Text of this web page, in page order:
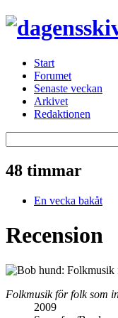
Start
Forumet
Senaste veckan
Arkivet
Redaktionen
48 timmar
En vecka bakåt
Recension
Folkmusik för folk som
2009